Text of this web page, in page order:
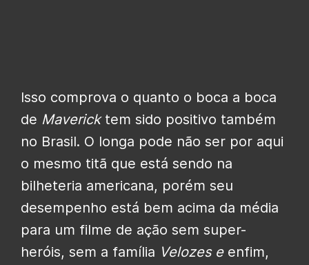
Isso comprova o quanto o boca a boca
de Mavericktem sido positivo também
no Brasil. O longa pode não ser por aqui
o mesmo titã que está sendo na
bilheteria americana, porém seu
desempenho está bem acima da média
para um filme de ação sem super-
heróis, sem a família Velozes eenfim,